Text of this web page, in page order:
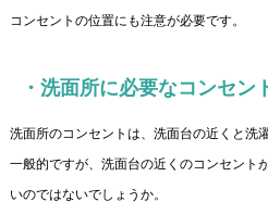
コンセントの位置にも注意が必要です。
・洗面所に必要なコンセン
洗面所のコンセントは、洗面台の近くと洗
一般的ですが、洗面台の近くのコンセント
いのではないでしょうか。